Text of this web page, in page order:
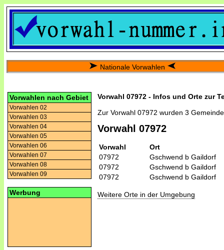
Nationale Vorwahlen
Vorwahlen nach Gebiet
Vorwahlen 02
Vorwahlen 03
Vorwahlen 04
Vorwahlen 05
Vorwahlen 06
Vorwahlen 07
Vorwahlen 08
Vorwahlen 09
Werbung
Vorwahl 07972 - Infos und Orte zur
Zur Vorwahl 07972 wurden 3
Vorwahl 07972
Vorwahl
Ort
07972
Gschwend b Gaildorf
07972
Gschwend b Gaildorf
07972
Gschwend b Gaildorf
Weitere Orte in der Umgebung